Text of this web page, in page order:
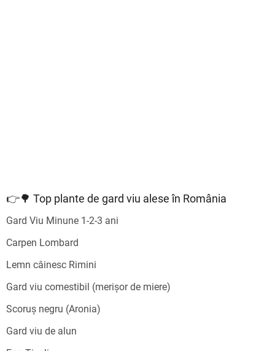
👉🌳 Top plante de gard viu alese în România
Gard Viu Minune 1-2-3 ani
Carpen Lombard
Lemn câinesc Rimini
Gard viu comestibil (merișor de miere)
Scoruș negru (Aronia)
Gard viu de alun